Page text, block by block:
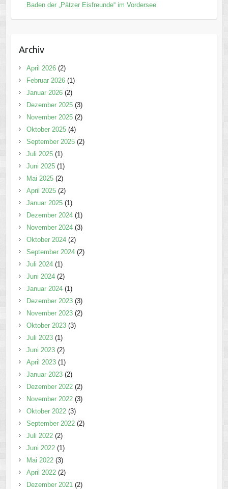
Baden der „Pätzer Eisfreunde“ im Vordersee
Archiv
April 2026(2)
Februar 2026(1)
Januar 2026(2)
Dezember 2025(3)
November 2025(2)
Oktober 2025(4)
September 2025(2)
Juli 2025(1)
Juni 2025(1)
Mai 2025(2)
April 2025(2)
Januar 2025(1)
Dezember 2024(1)
November 2024(3)
Oktober 2024(2)
September 2024(2)
Juli 2024(1)
Juni 2024(2)
Januar 2024(1)
Dezember 2023(3)
November 2023(2)
Oktober 2023(3)
Juli 2023(1)
Juni 2023(2)
April 2023(1)
Januar 2023(2)
Dezember 2022(2)
November 2022(3)
Oktober 2022(3)
September 2022(2)
Juli 2022(2)
Juni 2022(1)
Mai 2022(3)
April 2022(2)
Dezember 2021 (2)